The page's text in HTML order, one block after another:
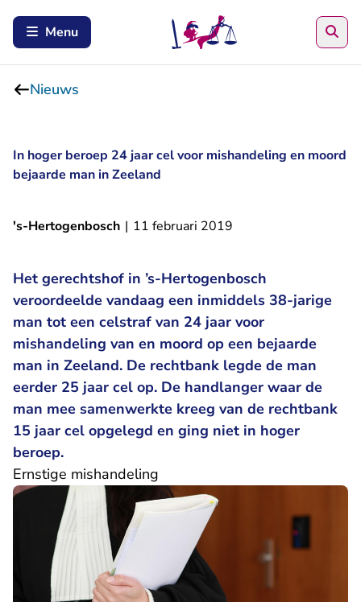
Menu
Nieuws
In hoger beroep 24 jaar cel voor mishandeling en moord
bejaarde man in Zeeland
's-Hertogenbosch | 11 februari 2019
Het gerechtshof in ’s-Hertogenbosch
veroordeelde vandaag een inmiddels 38-jarige
man tot een celstraf van 24 jaar voor
mishandeling van en moord op een bejaarde
man in Zeeland. De rechtbank legde de man
eerder 25 jaar cel op. De handlanger waar de
man mee samenwerkte kreeg van de rechtbank
15 jaar cel opgelegd en ging niet in hoger
beroep.
Ernstige mishandeling